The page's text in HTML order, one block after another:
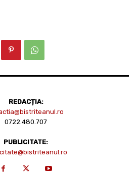
REDACȚIA:
0722.480.707
PUBLICITATE: